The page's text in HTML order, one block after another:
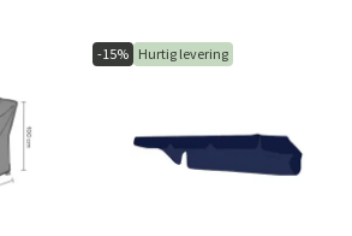
-15% Hurtig levering